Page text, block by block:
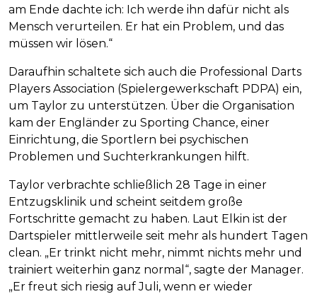
am Ende dachte ich: Ich werde ihn dafür nicht als
Mensch verurteilen. Er hat ein Problem, und das
müssen wir lösen.“
Daraufhin schaltete sich auch die Professional Darts
Players Association (Spielergewerkschaft PDPA) ein,
um Taylor zu unterstützen. Über die Organisation
kam der Engländer zu Sporting Chance, einer
Einrichtung, die Sportlern bei psychischen
Problemen und Suchterkrankungen hilft.
Taylor verbrachte schließlich 28 Tage in einer
Entzugsklinik und scheint seitdem große
Fortschritte gemacht zu haben. Laut Elkin ist der
Dartspieler mittlerweile seit mehr als hundert Tagen
clean. „Er trinkt nicht mehr, nimmt nichts mehr und
trainiert weiterhin ganz normal“, sagte der Manager.
„Er freut sich riesig auf Juli, wenn er wieder